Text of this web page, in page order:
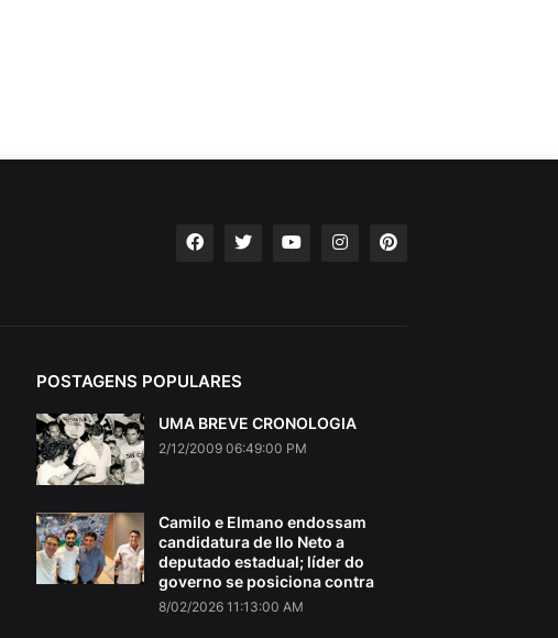
POSTAGENS POPULARES
UMA BREVE CRONOLOGIA
2/12/2009 06:49:00 PM
Camilo e Elmano endossam
candidatura de Ilo Neto a
deputado estadual; líder do
governo se posiciona contra
8/02/2026 11:13:00 AM